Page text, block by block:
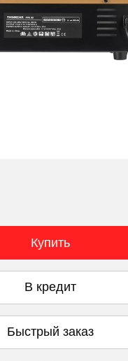
Купить
В кредит
Быстрый заказ